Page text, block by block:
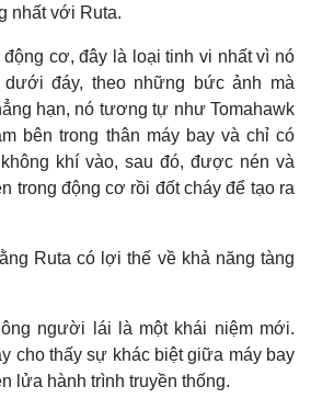
nhất với Ruta.
cơ, đây là loại tinh vi nhất vì nó
đáy, theo những bức ảnh mà
hạn, nó tương tự như Tomahawk
bên trong thân máy bay và chỉ có
khí vào, sau đó, được nén và
trong động cơ rồi đốt cháy để tạo ra
Ruta có lợi thế về khả năng tàng
người lái là một khái niệm mới.
cho thấy sự khác biệt giữa máy bay
lửa hành trình truyền thống.